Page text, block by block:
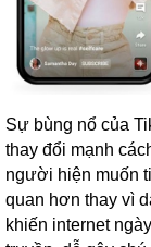
Sự bùng nổ của
thay đổi mạnh
người hiện muốn
quan hơn thay vì
khiến internet